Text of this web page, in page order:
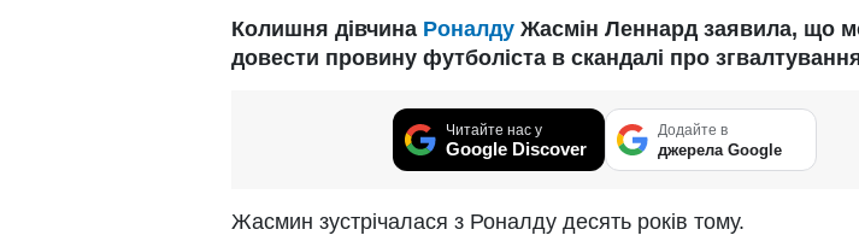
Колишня дівчина Роналду Жасмін Леннард заявила, що
довести провину футболіста в скандалі про
Читайте нас у
Google Discover
Додайте в
джерела Google
Жасмин зустрічалася з Роналду десять років тому.